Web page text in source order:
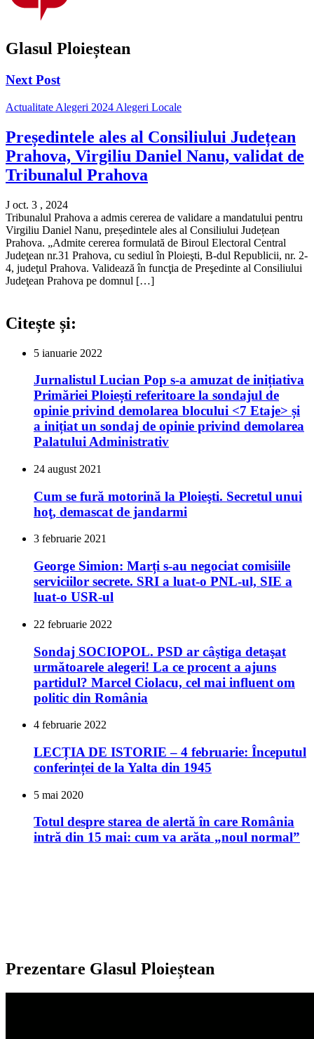
Glasul Ploieștean
Next Post
Actualitate Alegeri 2024 Alegeri Locale
Președintele ales al Consiliului Județean
Prahova, Virgiliu Daniel Nanu, validat de
Tribunalul Prahova
J oct. 3 , 2024
Tribunalul Prahova a admis cererea de validare a mandatului pentru
Virgiliu Daniel Nanu, președintele ales al Consiliului Județean
Prahova. „Admite cererea formulată de Biroul Electoral Central
Judeţean nr.31 Prahova, cu sediul în Ploieşti, B-dul Republicii, nr. 2-
4, judeţul Prahova. Validează în funcţia de Preşedinte al Consiliului
Judeţean Prahova pe domnul […]
Citește și:
5 ianuarie 2022
Jurnalistul Lucian Pop s-a amuzat de inițiativa
Primăriei Ploiești referitoare la sondajul de
opinie privind demolarea blocului <7 Etaje> și
a inițiat un sondaj de opinie privind demolarea
Palatului Administrativ
24 august 2021
Cum se fură motorină la Ploieşti. Secretul unui
hoţ, demascat de jandarmi
3 februarie 2021
George Simion: Marți s-au negociat comisiile
serviciilor secrete. SRI a luat-o PNL-ul, SIE a
luat-o USR-ul
22 februarie 2022
Sondaj SOCIOPOL. PSD ar câştiga detaşat
următoarele alegeri! La ce procent a ajuns
partidul? Marcel Ciolacu, cel mai influent om
politic din România
4 februarie 2022
LECȚIA DE ISTORIE – 4 februarie: Începutul
conferinței de la Yalta din 1945
5 mai 2020
Totul despre starea de alertă în care România
intră din 15 mai: cum va arăta „noul normal”
Prezentare Glasul Ploieștean